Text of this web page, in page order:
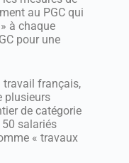
au PGC qui
à chaque
pour une
travail français,
plusieurs
de catégorie
50 salariés
« travaux